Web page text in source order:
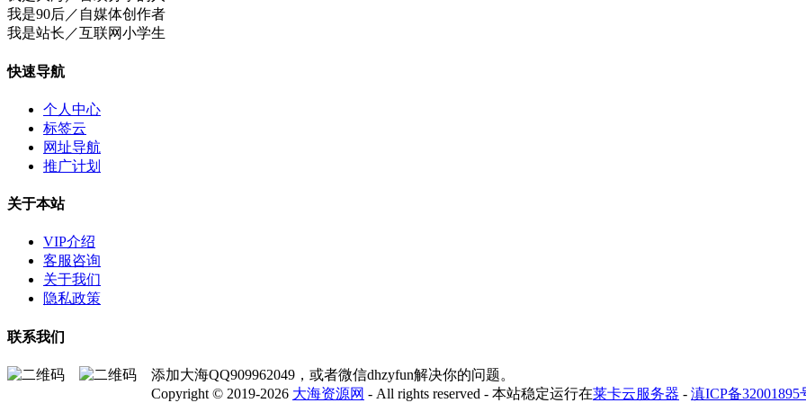
我是90后／自媒体创作者
我是站长／互联网小学生
快速导航
个人中心
标签云
网址导航
推广计划
关于本站
VIP介绍
客服咨询
关于我们
隐私政策
联系我们
添加大海QQ909962049，或者微信dhzyfun解决你的问题。
Copyright © 2019-2026 大海资源网 - All rights reserved - 本站稳定运行在莱卡云服务器 - 滇ICP备32001895